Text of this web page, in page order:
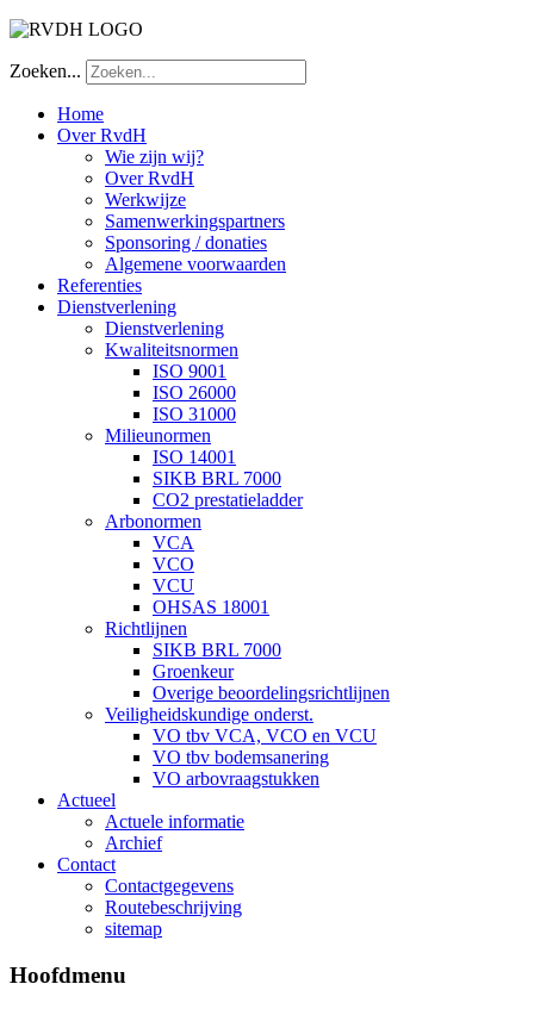
Zoeken...
Home
Over RvdH
Wie zijn wij?
Over RvdH
Werkwijze
Samenwerkingspartners
Sponsoring / donaties
Algemene voorwaarden
Referenties
Dienstverlening
Dienstverlening
Kwaliteitsnormen
ISO 9001
ISO 26000
ISO 31000
Milieunormen
ISO 14001
SIKB BRL 7000
CO2 prestatieladder
Arbonormen
VCA
VCO
VCU
OHSAS 18001
Richtlijnen
SIKB BRL 7000
Groenkeur
Overige beoordelingsrichtlijnen
Veiligheidskundige onderst.
VO tbv VCA, VCO en VCU
VO tbv bodemsanering
VO arbovraagstukken
Actueel
Actuele informatie
Archief
Contact
Contactgegevens
Routebeschrijving
sitemap
Hoofdmenu